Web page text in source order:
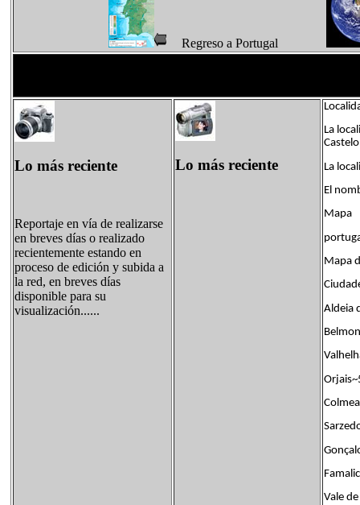
Regreso a Portugal
Lo más reciente
Reportaje en vía de realizarse
en breves días o realizado
recientemente estando en
proceso de edición y subida a
la red, en breves días
disponible para su
visualización......
Lo más reciente
La
La
El
Mapa
Mapa
Aldeia
Vale